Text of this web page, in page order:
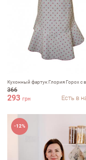
Кухонный фартук Глория Горох с
366
293 грн Есть в
-12%